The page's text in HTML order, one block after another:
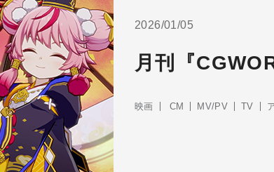
2026/01/05
月刊『
映画 CM MV/PV TV